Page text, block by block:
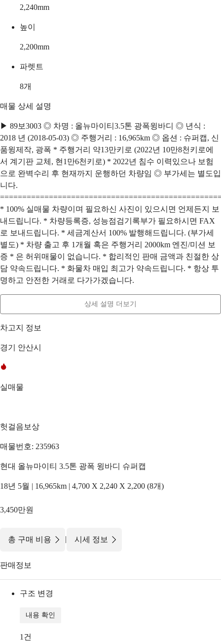
2,240mm
높이
2,200mm
파렛트
8개
매물 상세 설명
▶ 89보3003 ◎ 차명 : 올뉴마이티3.5톤 광폭윙바디 ◎ 년식 :
2018 년 (2018-05-03) ◎ 주행거리 : 16,965km ◎ 옵션 : 슈퍼캡, 신
품윙제작, 광폭 * 주행거리 약13만키로 (2022년 10만8천키로에
서 계기판 교체, 현1만6천키로) * 2022년 침수 이력있으나 보험
으로 완벽수리 후 현재까지 운행하던 차량임 ◎ 부가세는 별도입
니다.
* 100% 실매물 차량이며 필요하신 사진이 있으시면 언제든지 보
내드립니다. * 차량등록증, 성능점검기록부가 필요하시면 FAX
로 보내드립니다. * 세금계산서 100% 발행해드립니다. (부가세
별도) * 차량 출고 후 1개월 혹은 주행거리 2000km 엔진/미션 보
증 * 은 허위매물이 없습니다. * 합리적인 판매 금액과 친절한 상
담 약속드립니다. * 화물차 매입 최고가 약속드립니다. * 항상 투
명하고 안전한 거래로 다가가겠습니다.
상세 설명 더보기
차고지 정보
경기 안산시
실매물
헛걸음보상
매물번호: 235963
현대 올뉴마이티 3.5톤 광폭 윙바디 슈퍼캡
18년 5월 | 16,965km | 4,700 X 2,240 X 2,200 (8개)
3,450만원
총 구매 비용 | 시세 정보
판매정보
구조 변경
내용 확인
1 건